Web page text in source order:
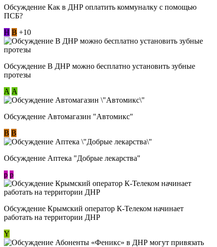
Обсуждение Как в ДНР оплатить коммуналку с помощью
ПСБ?
Н В +10
Обсуждение В ДНР можно бесплатно установить зубные
протезы
А А
Обсуждение Автомагазин "Автомикс"
В В
Обсуждение Аптека "Добрые лекарства"
p p
Обсуждение Крымский оператор К-Телеком начинает
работать на территории ДНР
Y